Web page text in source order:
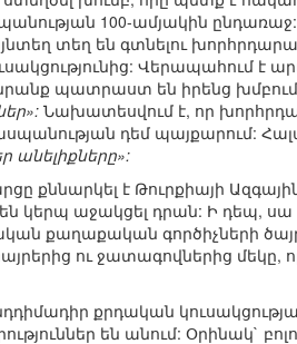
100-ամյակին ընդառաջ:
տեղ են գտնելու
Վերապահում է
պատրաստ են իրենց խմբում
Նախատեսվում է, որ
դեմ պայքարում:
անելիքները»:
քննարկել է Թուրքիայի
կերպ աջակցել դրան: Ի դեպ, սա
քաղաքական գործիչների
ու ջատագովներից մեկը,
քրդական
են անում: Օրինակ`